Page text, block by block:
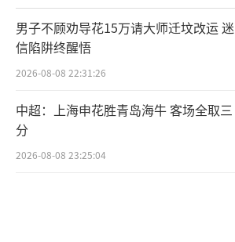
男子不顾劝导花15万请大师迁坟改运 迷
信陷阱终醒悟
2026-08-08 22:31:26
中超：上海申花胜青岛海牛 客场全取三
分
2026-08-08 23:25:04